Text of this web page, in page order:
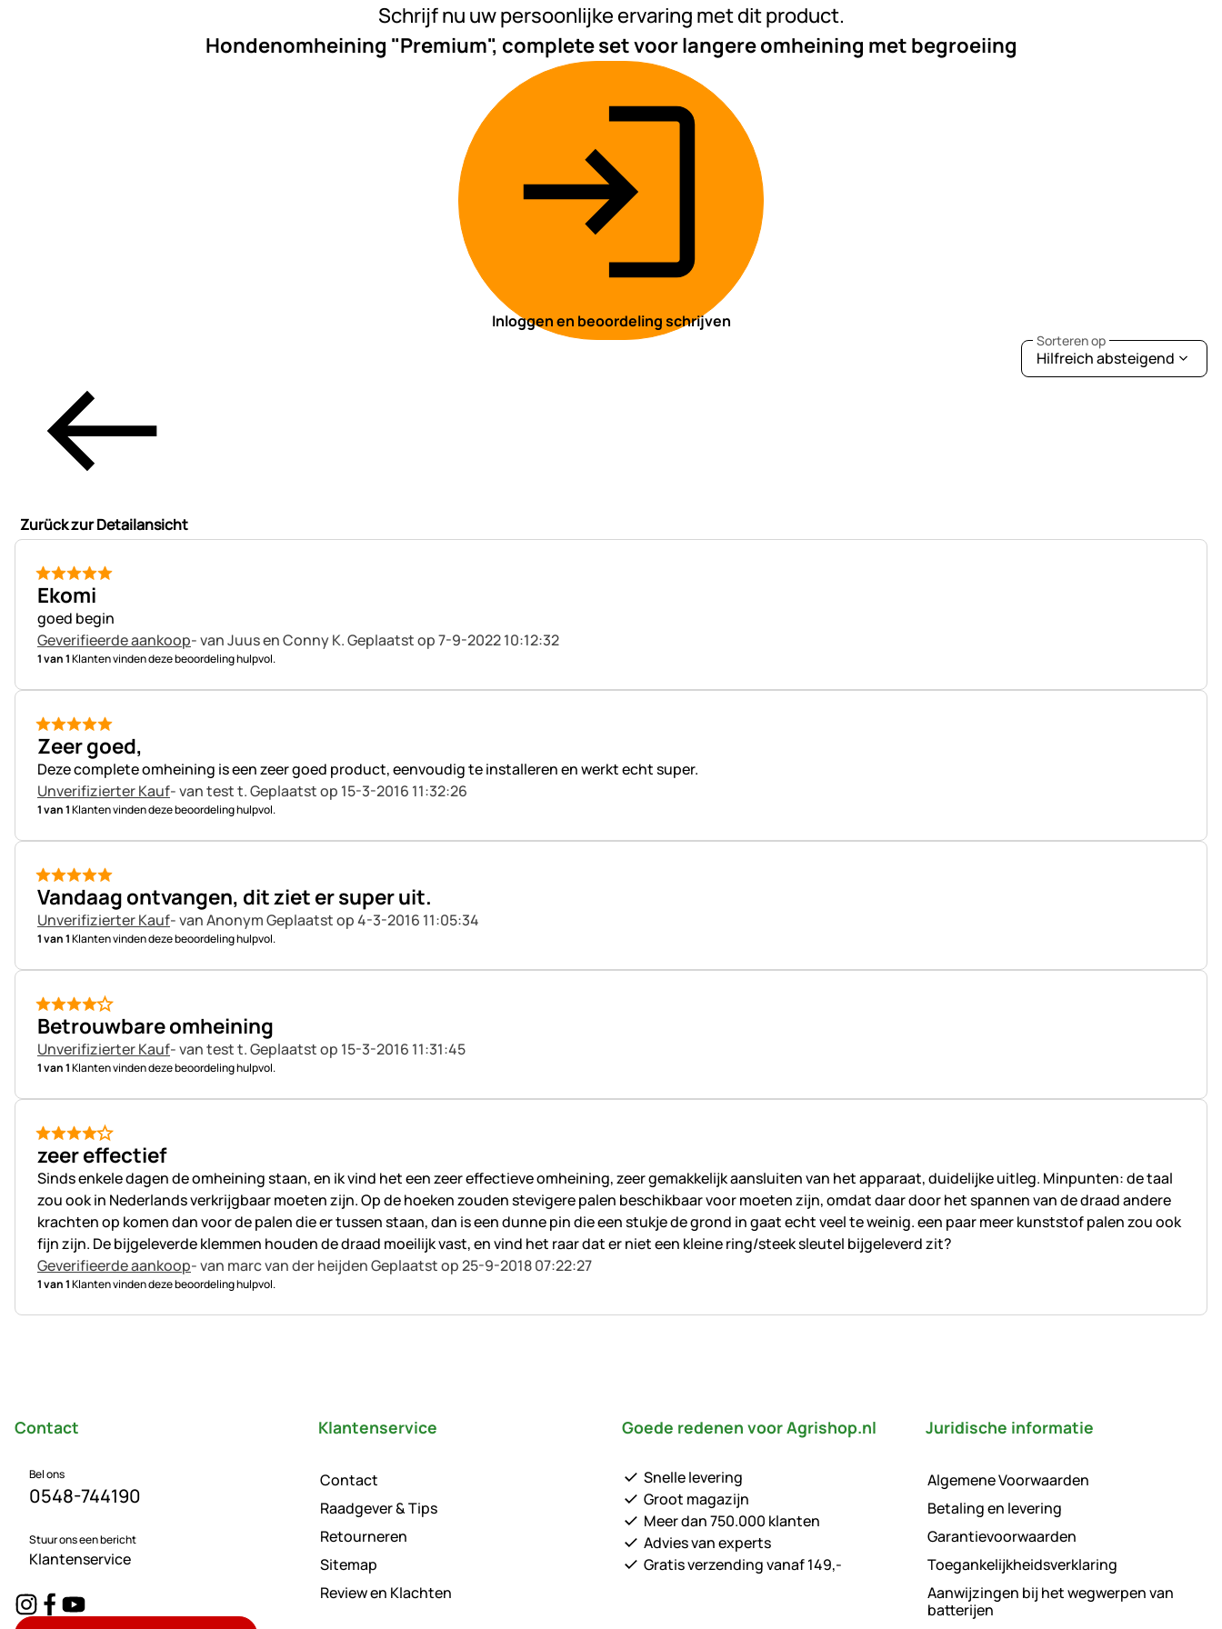
Schrijf nu uw persoonlijke ervaring met dit product.
Hondenomheining "Premium", complete set voor langere omheining met begroeiing
Inloggen en beoordeling schrijven
Zurück zur Detailansicht
Sorteren op
Hilfreich absteigend
5 van 5
Ekomi
goed begin
Geverifieerde aankoop- van Juus en Conny K.Geplaatst op 7-9-2022 10:12:32
1 van 1Klanten vinden deze beoordeling hulpvol.
5 van 5
Zeer goed,
Deze complete omheining is een zeer goed product, eenvoudig te installeren en werkt echt super.
Unverifizierter Kauf- van test t.Geplaatst op 15-3-2016 11:32:26
1 van 1Klanten vinden deze beoordeling hulpvol.
5 van 5
Vandaag ontvangen, dit ziet er super uit.
Unverifizierter Kauf- van AnonymGeplaatst op 4-3-2016 11:05:34
1 van 1Klanten vinden deze beoordeling hulpvol.
4 van 5
Betrouwbare omheining
Unverifizierter Kauf- van test t.Geplaatst op 15-3-2016 11:31:45
1 van 1Klanten vinden deze beoordeling hulpvol.
4 van 5
zeer effectief
Sinds enkele dagen de omheining staan, en ik vind het een zeer effectieve omheining, zeer gemakkelijk aansluiten van het apparaat, duidelijke uitleg. Minpunten: de taal
zou ook in Nederlands verkrijgbaar moeten zijn. Op de hoeken zouden stevigere palen beschikbaar voor moeten zijn, omdat daar door het spannen van de draad andere
krachten op komen dan voor de palen die er tussen staan, dan is een dunne pin die een stukje de grond in gaat echt veel te weinig. een paar meer kunststof palen zou ook
fijn zijn. De bijgeleverde klemmen houden de draad moeilijk vast, en vind het raar dat er niet een kleine ring/steek sleutel bijgeleverd zit?
Geverifieerde aankoop- van marc van der heijdenGeplaatst op 25-9-2018 07:22:27
1 van 1Klanten vinden deze beoordeling hulpvol.
Contact
Bel ons
0548-744190
Stuur ons een bericht
Klantenservice
Klantenservice
Contact
Raadgever & Tips
Retourneren
Sitemap
Review en Klachten
Goede redenen voor Agrishop.nl
Snelle levering
Groot magazijn
Meer dan 750.000 klanten
Advies van experts
Gratis verzending vanaf 149,-
Juridische informatie
Algemene Voorwaarden
Betaling en levering
Garantievoorwaarden
Toegankelijkheidsverklaring
Aanwijzingen bij het wegwerpen van
batterijen